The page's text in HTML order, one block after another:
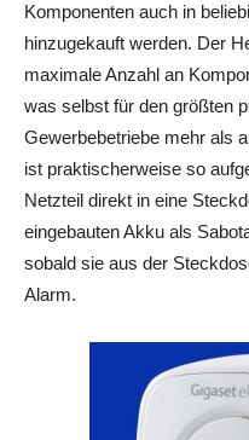
Komponenten auch in
hinzugekauft werden. Der
maximale Anzahl an
was selbst für den größten
Gewerbebetriebe mehr als
ist praktischerweise so
Netzteil direkt in eine
eingebauten Akku als
sobald sie aus der
Alarm.